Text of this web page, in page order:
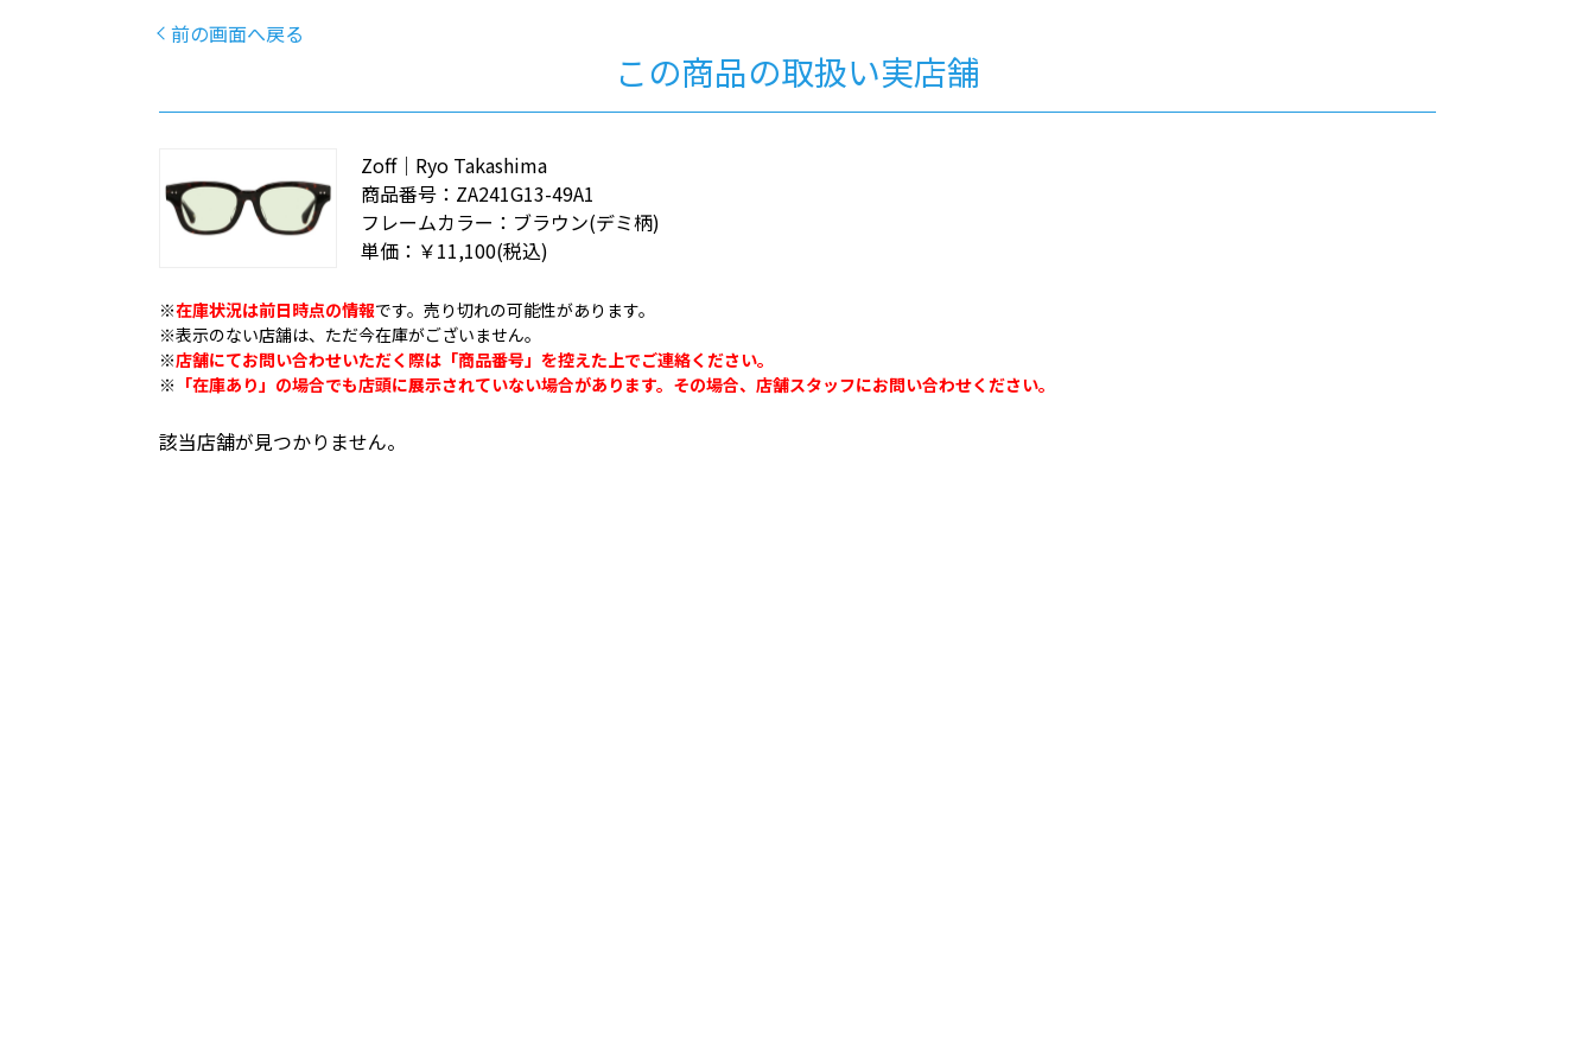
前の画面へ戻る
この商品の取扱い実店舗
Zoff｜Ryo Takashima
商品番号： ZA241G13-49A1
フレームカラー： ブラウン(デミ柄)
単価： ￥11,100(税込)
※在庫状況は前日時点の情報です。売り切れの可能性があります。
※表示のない店舗は、ただ今在庫がございません。
※店舗にてお問い合わせいただく際は「商品番号」を控えた上でご連絡ください。
※ 「在庫あり」の場合でも店頭に展示されていない場合があります。その場合、店舗スタッフにお問い合わせください。
該当店舗が見つかりません。